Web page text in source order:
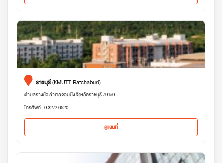
ราชบุรี(KMUTT Ratchaburi)
ตำบลรางบัว อำเภอจอมบึง จังหวัดราชบุรี 70150
โทรศัพท์ : 0 3272 6520
ดูแผนที่